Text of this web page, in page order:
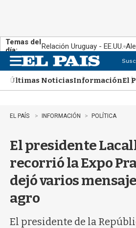
Temas del
día:
Relación Uruguay - EE.UU.
n
uÚltimas NoticiasInformaciónEl
EL PAÍS INFORMACIÓN POLÍTICA
El presidente
recorrió la Expo
dejó varios
agro
El presidente de la